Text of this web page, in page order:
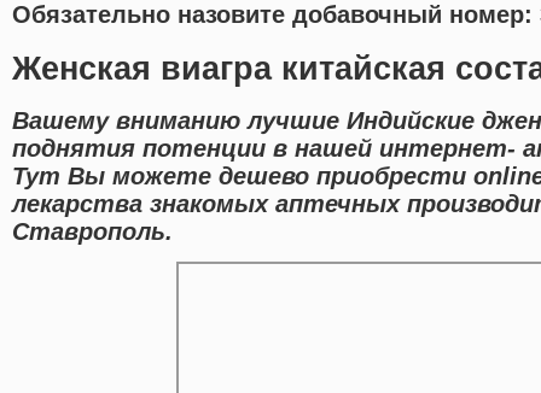
Обязательно назовите добавочный номер:
Женская виагра китайская
Вашему вниманию лучшие Индийские
поднятия потенции в нашей интернет-
Тут Вы можете дешево приобрести
лекарства знакомых аптечных
Ставрополь.